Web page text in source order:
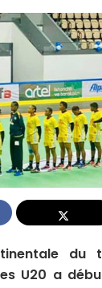
du
U20 a